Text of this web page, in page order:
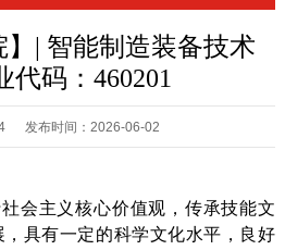
】| 智能制造装备技术
码：460201
发布时间：2026-06-02
会主义核心价值观，传承技能文
具有一定的科学文化水平，良好